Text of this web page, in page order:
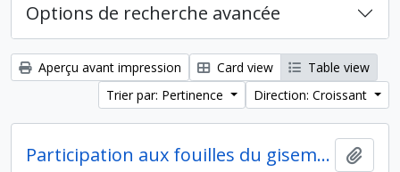
Options de recherche avancée
Aperçu avant impression Card view
Table view
Trier par: Pertinence
Direction: Croissant
Participation aux fouilles du gisement de Djebel Irhoud (Maroc)